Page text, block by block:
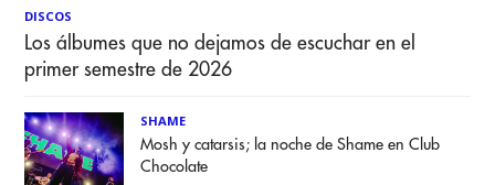
DISCOS
Los álbumes que no dejamos de escuchar en el
primer semestre de 2026
SHAME
Mosh y catarsis; la noche de Shame en Club
Chocolate